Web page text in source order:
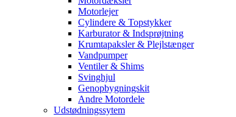
Motorlejer
Cylindere & Topstykker
Karburator & Indsprøjtning
Krumtapaksler & Plejlstænger
Vandpumper
Ventiler & Shims
Svinghjul
Genopbygningskit
Andre Motordele
Udstødningssytem